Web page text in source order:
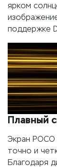
ярком
поддержке
Плавный
Экран
точно и
Благодаря